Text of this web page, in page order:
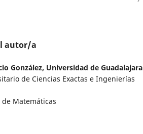
autor/a
González, Universidad de Guadalajara
de Ciencias Exactas e Ingenierías
Matemáticas